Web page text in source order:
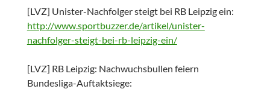
[LVZ] Unister-Nachfolger steigt bei RB Leipzig ein:
http://www.sportbuzzer.de/artikel/unister-
nachfolger-steigt-bei-rb-leipzig-ein/
[LVZ] RB Leipzig: Nachwuchsbullen feiern
Bundesliga-Auftaktsiege: